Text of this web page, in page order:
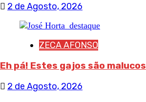
2 de Agosto, 2026
ZECA AFONSO
Eh pá! Estes gajos são malucos
2 de Agosto, 2026